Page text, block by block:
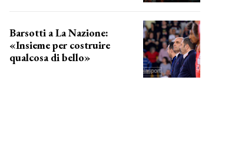
Barsotti a La Nazione:
«Insieme per costruire
qualcosa di bello»